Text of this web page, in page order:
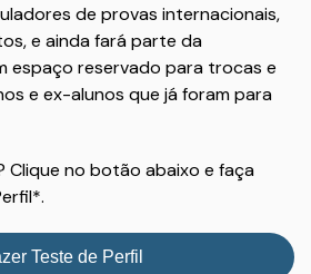
de provas internacionais,
e ainda fará parte da
espaço reservado para trocas e
e ex-alunos que já foram para
Clique no botão abaixo e faça
Teste de Perfil